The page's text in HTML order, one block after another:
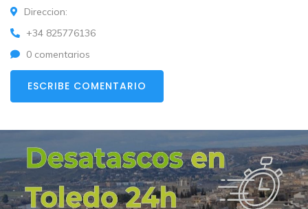
Direccion:
+34 825776136
0 comentarios
ESCRIBE COMENTARIO